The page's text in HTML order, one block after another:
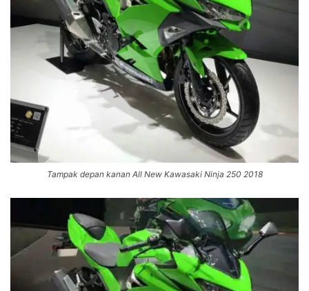
Tampak depan kanan All New Kawasaki Ninja 250 2018